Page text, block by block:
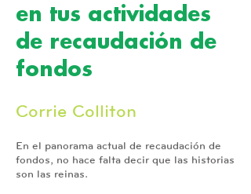
en tus actividades
de recaudación de
fondos
Corrie Colliton
En el panorama actual de recaudación de
fondos, no hace falta decir que las historias
son las reinas.